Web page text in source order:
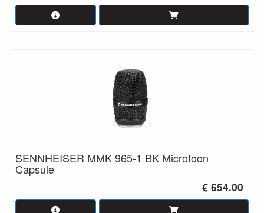
SENNHEISER MMK 965-1 BK Microfoon
Capsule
€ 654.00